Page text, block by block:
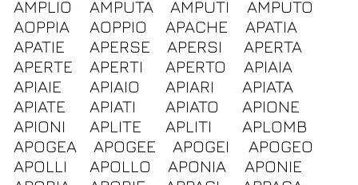
AMPLIO
AMPUTA AMPUTI
AMPUTO
AOPPIA
AOPPIO APACHE
APATIA
APATIE
APERSE APERSI
APERTA
APERTE
APERTI APERTO
APIAIA
APIAIE
APIAIO APIARI
APIATA
APIATE
APIATI APIATO
APIONE
APIONI
APLITE APLITI
APLOMB
APOGEA
APOGEE APOGEI
APOGEO
APOLLI
APOLLO APONIA
APONIE